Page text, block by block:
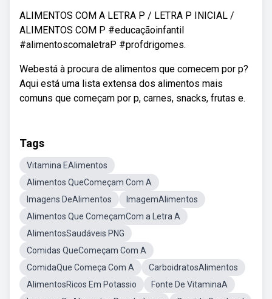
ALIMENTOS COM A LETRA P / LETRA P INICIAL /
ALIMENTOS COM P #educaçãoinfantil
#alimentoscomaletraP #profdrigomes.
Webestá à procura de alimentos que comecem por p?
Aqui está uma lista extensa dos alimentos mais
comuns que começam por p, carnes, snacks, frutas e.
Tags
Vitamina EAlimentos
Alimentos QueComeçam Com A
Imagens DeAlimentos
ImagemAlimentos
Alimentos Que ComeçamCom a Letra A
AlimentosSaudáveis PNG
Comidas QueComeçam Com A
ComidaQue Começa Com A
CarboidratosAlimentos
AlimentosRicos Em Potassio
Fonte De VitaminaA